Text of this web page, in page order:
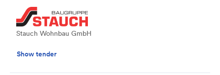
Stauch Wohnbau GmbH
Show tender